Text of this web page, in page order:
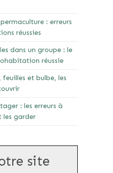
: erreurs
réussies
dans un groupe : le
réussie
feuilles et bulbe, les
: les erreurs à
les garder
site